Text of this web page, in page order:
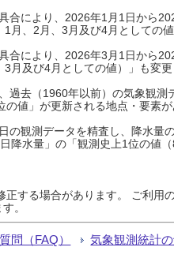
合により、2026年1月1日から
、2月、3月及び4月としての
合により、2026年3月1日から
月及び4月としての値）」も変
過去（1960年以前）の気象観
値」が更新される地点・要素
の観測データを精査し、降水量
降水量」の「観測史上1位の値
する場合があります。 ご利用
。
問（FAQ） 気象観測統計